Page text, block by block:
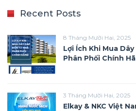
Recent Posts
8 Tháng Mười Hai, 2025
Lợi Ích Khi Mua
Phân Phối Chính
3 Tháng Mười Hai, 2025
Elkay & NKC Việt